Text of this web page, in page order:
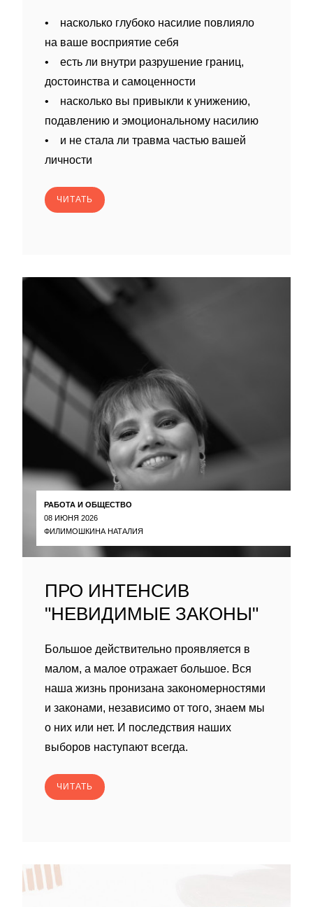
• насколько глубоко насилие повлияло
на ваше восприятие себя
• есть ли внутри разрушение границ,
достоинства и самоценности
• насколько вы привыкли к унижению,
подавлению и эмоциональному насилию
• и не стала ли травма частью вашей
личности
ЧИТАТЬ
РАБОТА И ОБЩЕСТВО
08 ИЮНЯ 2026
ФИЛИМОШКИНА НАТАЛИЯ
ПРО ИНТЕНСИВ
"НЕВИДИМЫЕ ЗАКОНЫ"
Большое действительно проявляется в
малом, а малое отражает большое. Вся
наша жизнь пронизана закономерностями
и законами, независимо от того, знаем мы
о них или нет. И последствия наших
выборов наступают всегда.
ЧИТАТЬ